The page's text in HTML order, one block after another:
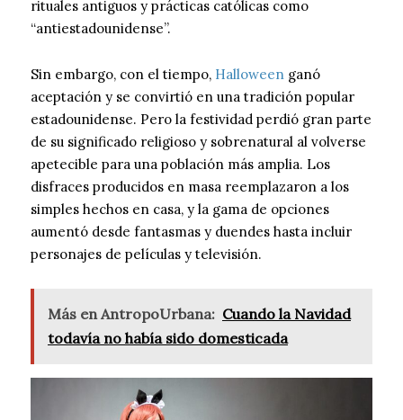
rituales antiguos y prácticas católicas como
“antiestadounidense”.
Sin embargo, con el tiempo, Halloween ganó
aceptación y se convirtió en una tradición popular
estadounidense. Pero la festividad perdió gran parte
de su significado religioso y sobrenatural al volverse
apetecible para una población más amplia. Los
disfraces producidos en masa reemplazaron a los
simples hechos en casa, y la gama de opciones
aumentó desde fantasmas y duendes hasta incluir
personajes de películas y televisión.
Más en AntropoUrbana: Cuando la Navidad
todavía no había sido domesticada